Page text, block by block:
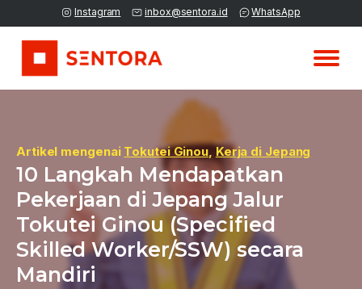
Instagram inbox@sentora.id WhatsApp
Artikel mengenai Tokutei Ginou ,Kerja di Jepang
10 Langkah Mendapatkan
Pekerjaan di Jepang Jalur
Tokutei Ginou (Specified
Skilled Worker/SSW) secara
Mandiri